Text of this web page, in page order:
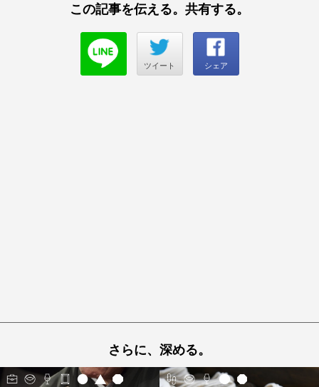
この記事を伝える。共有する。
ツイート シェア
さらに、深める。